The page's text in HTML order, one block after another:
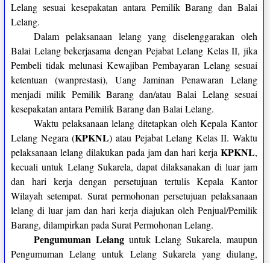
Lelang sesuai kesepakatan antara Pemilik Barang dan Balai
Lelang.
Dalam pelaksanaan lelang yang diselenggarakan oleh
Balai Lelang bekerjasama dengan Pejabat Lelang Kelas II, jika
Pembeli tidak melunasi Kewajiban Pembayaran Lelang sesuai
ketentuan (wanprestasi), Uang Jaminan Penawaran Lelang
menjadi milik Pemilik Barang dan/atau Balai Lelang sesuai
kesepakatan antara Pemilik Barang dan Balai Lelang.
Waktu pelaksanaan lelang ditetapkan oleh Kepala Kantor
Lelang Negara (KPKNL) atau Pejabat Lelang Kelas II. Waktu
pelaksanaan lelang dilakukan pada jam dan hari kerja KPKNL,
kecuali untuk Lelang Sukarela, dapat dilaksanakan di luar jam
dan hari kerja dengan persetujuan tertulis Kepala Kantor
Wilayah setempat. Surat permohonan persetujuan pelaksanaan
lelang di luar jam dan hari kerja diajukan oleh Penjual/Pemilik
Barang, dilampirkan pada Surat Permohonan Lelang.
Pengumuman Lelanguntuk Lelang Sukarela, maupun
Pengumuman Lelang untuk Lelang Sukarela yang diulang,